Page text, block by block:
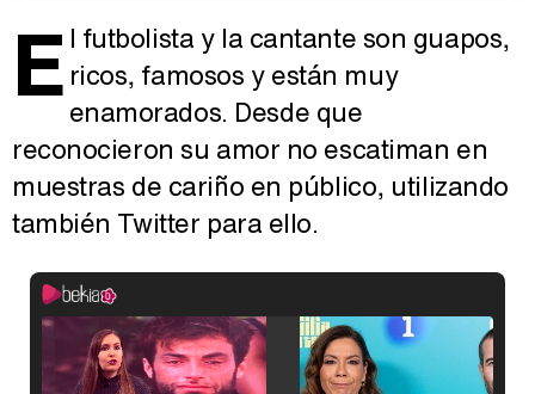
E l futbolista y la cantante son guapos,
ricos, famosos y están muy
enamorados. Desde que
reconocieron su amor no escatiman en
muestras de cariño en público, utilizando
también Twitter para ello.